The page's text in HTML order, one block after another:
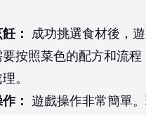
：
成功挑選食材後，
按照菜色的配方和流程
。
： 遊戲操作非常簡單